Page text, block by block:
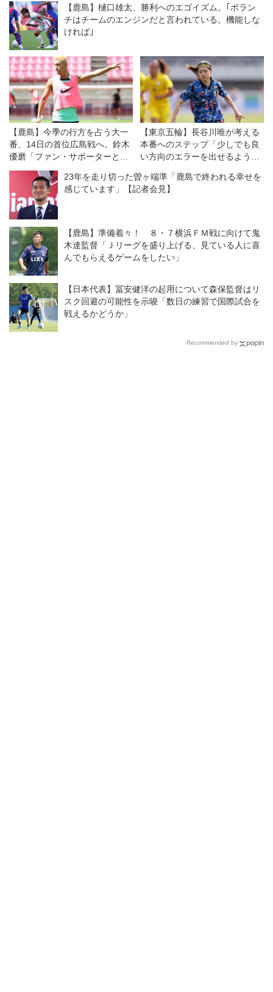
【鹿島】樋口雄太、勝利へのエゴイズム。｢ボラン
チはチームのエンジンだと言われている。機能しな
ければ｣
【鹿島】今季の行方を占う大一
番、14日の首位広島戦へ。鈴木
優磨「ファン・サポーターとと
もに必ず勝ち点3を取りたい」
【東京五輪】長谷川唯が考える
本番へのステップ「少しでも良
い方向のエラーを出せるような
23年を走り切った曽ヶ端準「鹿島で終われる幸せを
感じています」【記者会見】
【鹿島】準備着々！ ８・７横浜ＦＭ戦に向けて鬼
木達監督「Ｊリーグを盛り上げる、見ている人に喜
んでもらえるゲームをしたい」
【日本代表】冨安健洋の起用について森保監督はリ
スク回避の可能性を示唆「数日の練習で国際試合を
戦えるかどうか」
Recommended by